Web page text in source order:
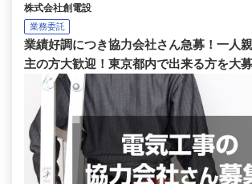
株式会社創電設
業務委託
業績好調につき協力会社さん急募！一人
主の方大歓迎！東京都内で出来る方を大